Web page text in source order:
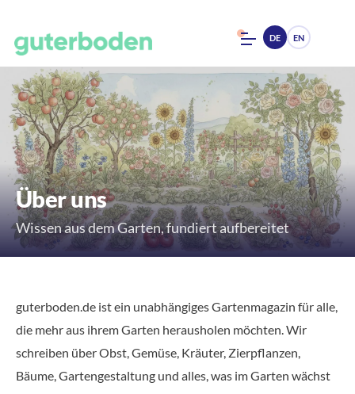
DE EN
Über uns
Wissen aus dem Garten, fundiert aufbereitet
guterboden.de ist ein unabhängiges Gartenmagazin für alle,
die mehr aus ihrem Garten herausholen möchten. Wir
schreiben über Obst, Gemüse, Kräuter, Zierpflanzen,
Bäume, Gartengestaltung und alles, was im Garten wächst